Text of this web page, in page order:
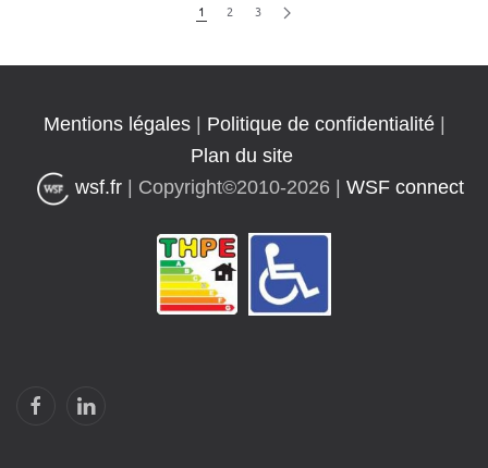
1 2 3
Mentions légales| Politique de confidentialité|
Plan du site
wsf.fr| Copyright©2010-2026 | WSF connect